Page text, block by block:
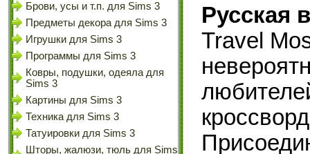
Брови, усы и т.п. для Sims 3
Предметы декора для Sims 3
Игрушки для Sims 3
Программы для Sims 3
Ковры, подушки, одеяла для
Sims 3
Картины для Sims 3
Техника для Sims 3
Татуировки для Sims 3
Шторы, жалюзи, тюль для Sims
Русская
Travel